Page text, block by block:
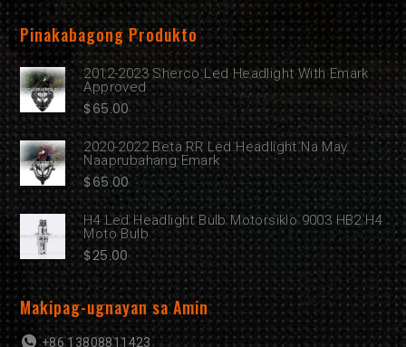
Pinakabagong Produkto
2012-2023 Sherco Led Headlight With Emark
Approved
$65.00
2020-2022 Beta RR Led Headlight Na May
Naaprubahang Emark
$65.00
H4 Led Headlight Bulb Motorsiklo 9003 HB2 H4
Moto Bulb
$25.00
Makipag-ugnayan sa Amin
+86 13808811423